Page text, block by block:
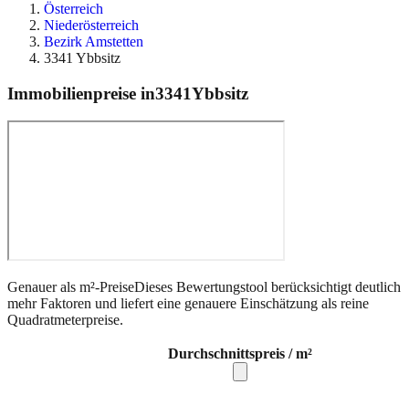
Österreich
Niederösterreich
Bezirk Amstetten
3341 Ybbsitz
Immobilienpreise in3341Ybbsitz
Genauer als m²-PreiseDieses Bewertungstool berücksichtigt deutlich
mehr Faktoren und liefert eine genauere Einschätzung als reine
Quadratmeterpreise.
Durchschnittspreis / m²